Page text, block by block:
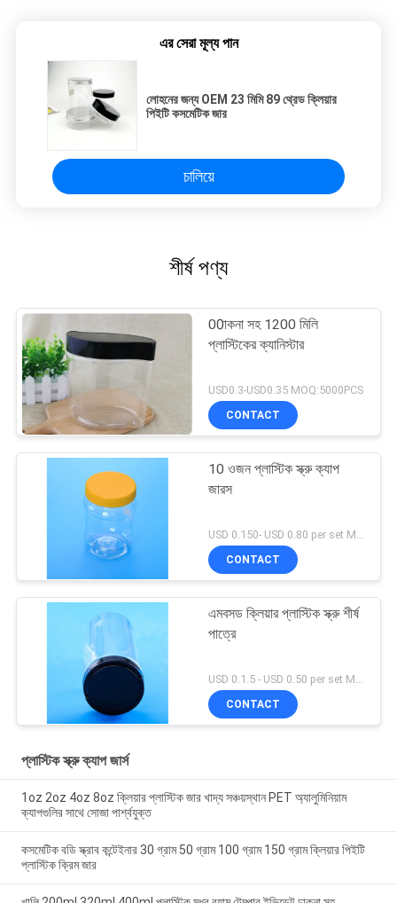
এর সেরা মূল্য পান
লোহনের জন্য OEM 23 মিমি 89 থ্রেড ক্লিয়ার
পিইটি কসমেটিক জার
চালিয়ে
শীর্ষ পণ্য
00াকনা সহ 1200 মিলি
প্লাস্টিকের ক্যানিস্টার
USD0.3-USD0.35 MOQ:5000PCS
CONTACT
10 ওজন প্লাস্টিক স্ক্রু ক্যাপ
জারস
CONTACT
এমবসড ক্লিয়ার প্লাস্টিক স্ক্রু শীর্ষ
পাত্রে
CONTACT
প্লাস্টিক স্ক্রু ক্যাপ জার্স
1oz 2oz 4oz 8oz ক্লিয়ার প্লাস্টিক জার খাদ্য সঞ্চয়স্থান PET অ্যালুমিনিয়াম
ক্যাপগুলির সাথে সোজা পার্শ্বযুক্ত
কসমেটিক বডি স্ক্রাব কন্টেইনার 30 গ্রাম 50 গ্রাম 100 গ্রাম 150 গ্রাম ক্লিয়ার পিইটি
প্লাস্টিক ক্রিম জার